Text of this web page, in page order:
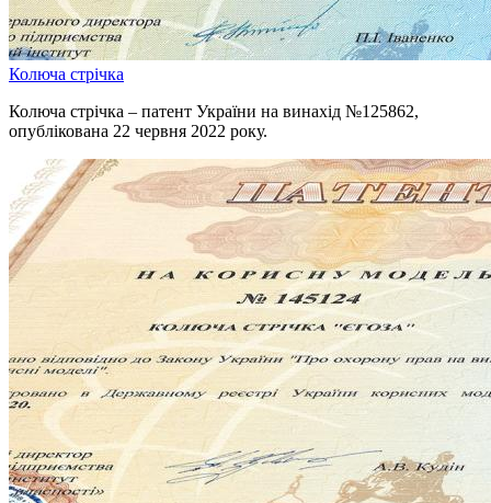
Колюча стрічка
Колюча стрічка – патент України на винахід №125862,
опублікована 22 червня 2022 року.